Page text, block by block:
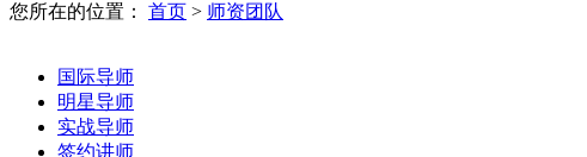
您所在的位置： 首页 > 师资团队
国际导师
明星导师
实战导师
签约讲师